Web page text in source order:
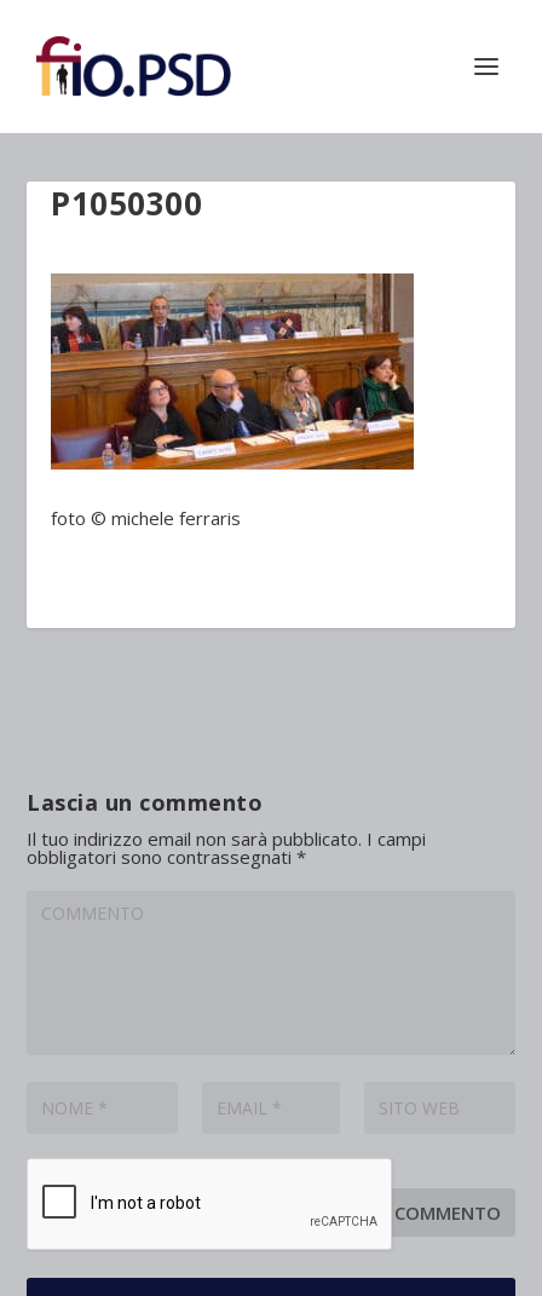
P1050300
foto © michele ferraris
Lascia un commento
Il tuo indirizzo email non sarà pubblicato. I campi
obbligatori sono contrassegnati*